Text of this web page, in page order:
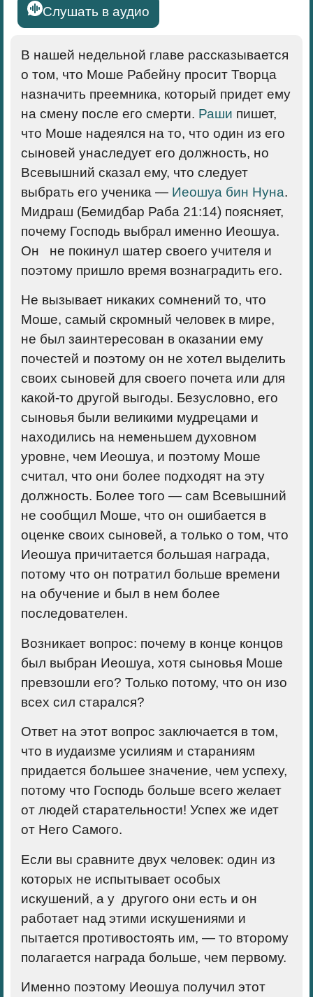
Слушать в аудио
В нашей недельной главе рассказывается
о том, что Моше Рабейну просит Творца
назначить преемника, который придет ему
на смену после его смерти. Раши пишет,
что Моше надеялся на то, что один из его
сыновей унаследует его должность, но
Всевышний сказал ему, что следует
выбрать его ученика — Иеошуа бин Нуна.
Мидраш (Бемидбар Раба 21:14) поясняет,
почему Господь выбрал именно Иеошуа.
Он не покинул шатер своего учителя и
поэтому пришло время вознаградить его.
Не вызывает никаких сомнений то, что
Моше, самый скромный человек в мире,
не был заинтересован в оказании ему
почестей и поэтому он не хотел выделить
своих сыновей для своего почета или для
какой-то другой выгоды. Безусловно, его
сыновья были великими мудрецами и
находились на неменьшем духовном
уровне, чем Иеошуа, и поэтому Моше
считал, что они более подходят на эту
должность. Более того — сам Всевышний
не сообщил Моше, что он ошибается в
оценке своих сыновей, а только о том, что
Иеошуа причитается большая награда,
потому что он потратил больше времени
на обучение и был в нем более
последователен.
Возникает вопрос: почему в конце концов
был выбран Иеошуа, хотя сыновья Моше
превзошли его? Только потому, что он изо
всех сил старался?
Ответ на этот вопрос заключается в том,
что в иудаизме усилиям и стараниям
придается большее значение, чем успеху,
потому что Господь больше всего желает
от людей старательности! Успех же идет
от Него Самого.
Если вы сравните двух человек: один из
которых не испытывает особых
искушений, а у другого они есть и он
работает над этими искушениями и
пытается противостоять им, — то второму
полагается награда больше, чем первому.
Именно поэтому Иеошуа получил этот